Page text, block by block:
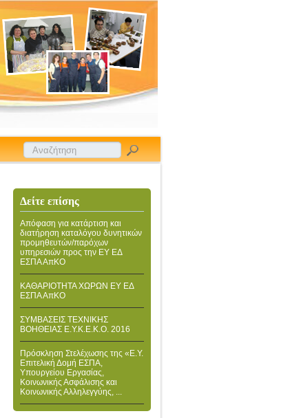
Δείτε επίσης
Απόφαση για κατάρτιση και
διατήρηση καταλόγου δυνητικών
προμηθευτών/παρόχων
υπηρεσιών προς την ΕΥ ΕΔ
ΕΣΠΑ ΑπΚΟ
ΚΑΘΑΡΙΟΤΗΤΑ ΧΩΡΩΝ ΕΥ ΕΔ
ΕΣΠΑ ΑπΚΟ
ΣΥΜΒΑΣΕΙΣ ΤΕΧΝΙΚΗΣ
ΒΟΗΘΕΙΑΣ Ε.Υ.Κ.Ε.Κ.Ο. 2016
Πρόσκληση Στελέχωσης της «Ε.Υ.
Επιτελική Δομή ΕΣΠΑ,
Υπουργείου Εργασίας,
Κοινωνικής Ασφάλισης και
Κοινωνικής Αλληλεγγύης, ...